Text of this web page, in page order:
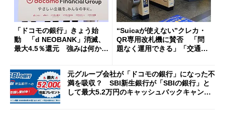
「ドコモの銀行」きょう始
動 「d NEOBANK」消滅、
最大4.5％還元 強みは何か解
“Suicaが使えない”クレカ・
QR専用改札機に賛否 「問
題なく運用できる」「交通系I
元グループ会社が「ドコモの銀行」になった不
満を吸収？ SBI新生銀行が「SBIの銀行」と
して最大5.2万円のキャッシュバックキャンペ